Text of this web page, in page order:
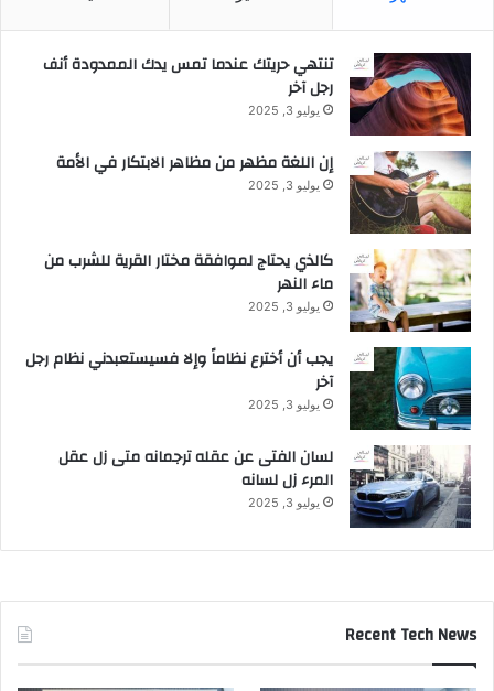
تنتهي حريتك عندما تمس يدك الممدودة أنف
رجل آخر
يوليو 3, 2025
إن اللغة مظهر من مظاهر الابتكار في الأمة
يوليو 3, 2025
كالذي يحتاج لموافقة مختار القرية للشرب من
ماء النهر
يوليو 3, 2025
يجب أن أخترع نظاماً وإلا فسيستعبدني نظام رجل
آخر
يوليو 3, 2025
لسان الفتى عن عقله ترجمانه متى زل عقل
المرء زل لسانه
يوليو 3, 2025
Recent Tech News